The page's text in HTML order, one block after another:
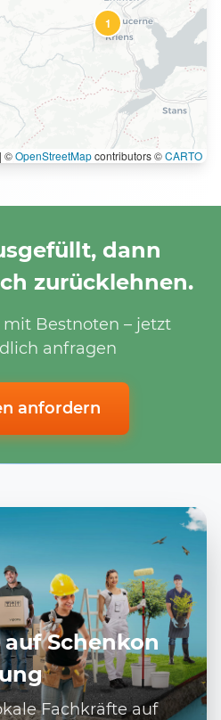
1
| ©OpenStreetMapcontributors ©CARTO
dann
zurücklehnen.
Bestnoten – jetzt
anfragen
anfordern
Schenkon
Fachkräfte auf